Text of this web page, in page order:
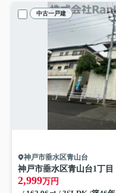
中古一戸建
神戸市垂水区青山台
神戸市垂水区青山台1丁目
2,999万円